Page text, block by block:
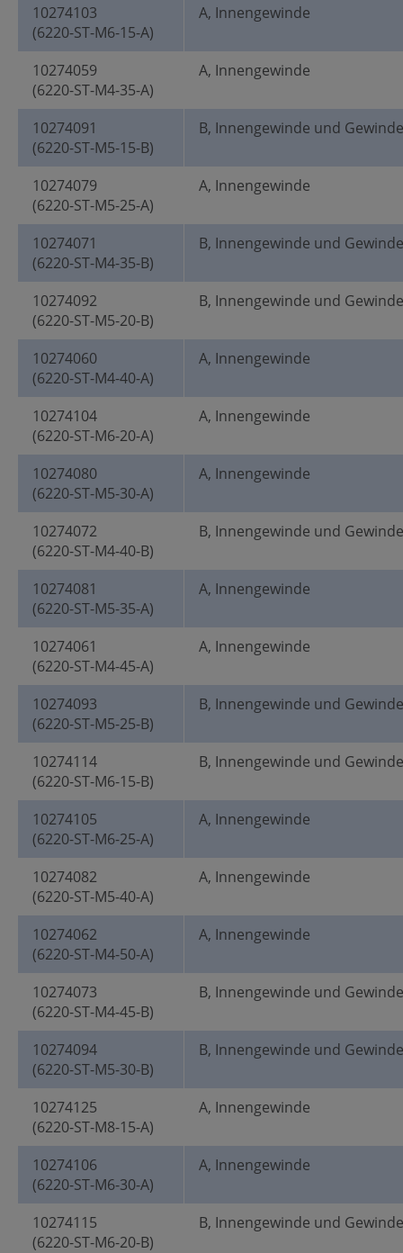
10274103
(6220-ST-M6-15-A)
A, Innengewinde
10274059
(6220-ST-M4-35-A)
A, Innengewinde
10274091
(6220-ST-M5-15-B)
B, Innengewinde und
10274079
(6220-ST-M5-25-A)
A, Innengewinde
10274071
(6220-ST-M4-35-B)
B, Innengewinde und
10274092
(6220-ST-M5-20-B)
B, Innengewinde und
10274060
(6220-ST-M4-40-A)
A, Innengewinde
10274104
(6220-ST-M6-20-A)
A, Innengewinde
10274080
(6220-ST-M5-30-A)
A, Innengewinde
10274072
(6220-ST-M4-40-B)
B, Innengewinde und
10274081
(6220-ST-M5-35-A)
A, Innengewinde
10274061
(6220-ST-M4-45-A)
A, Innengewinde
10274093
(6220-ST-M5-25-B)
B, Innengewinde und
10274114
(6220-ST-M6-15-B)
B, Innengewinde und
10274105
(6220-ST-M6-25-A)
A, Innengewinde
10274082
(6220-ST-M5-40-A)
A, Innengewinde
10274062
(6220-ST-M4-50-A)
A, Innengewinde
10274073
(6220-ST-M4-45-B)
B, Innengewinde und
10274094
(6220-ST-M5-30-B)
B, Innengewinde und
10274125
(6220-ST-M8-15-A)
A, Innengewinde
10274106
(6220-ST-M6-30-A)
A, Innengewinde
10274115
(6220-ST-M6-20-B)
B, Innengewinde und